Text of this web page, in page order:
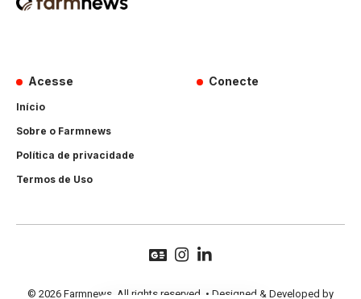
Acesse
Início
Sobre o Farmnews
Política de privacidade
Termos de Uso
Conecte
© 2026 Farmnews. All rights reserved. • Designed & Developed by